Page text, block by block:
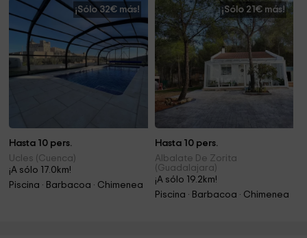
¡Sólo 32€ más!
Hasta 10 pers.
Ucles (Cuenca)
¡A sólo 17.0km!
Piscina · Barbacoa · Chimenea
¡Sólo 21€ más!
Hasta 10 pers.
Albalate De Zorita
(Guadalajara)
¡A sólo 19.2km!
Piscina · Barbacoa · Chimenea